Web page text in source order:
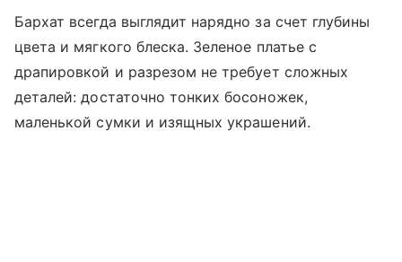
Бархат всегда выглядит нарядно за счет глубины
цвета и мягкого блеска. Зеленое платье с
драпировкой и разрезом не требует сложных
деталей: достаточно тонких босоножек,
маленькой сумки и изящных украшений.